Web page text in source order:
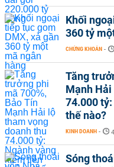
Khối
360 tỷ
CHỨNG KHOÁN -
Tăng
Mạnh
74.000
thế nào?
KINH DOANH -
Sóng